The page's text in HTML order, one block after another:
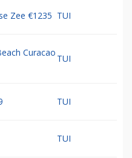
Zee €1235 TUI
Curacao
TUI
TUI
TUI